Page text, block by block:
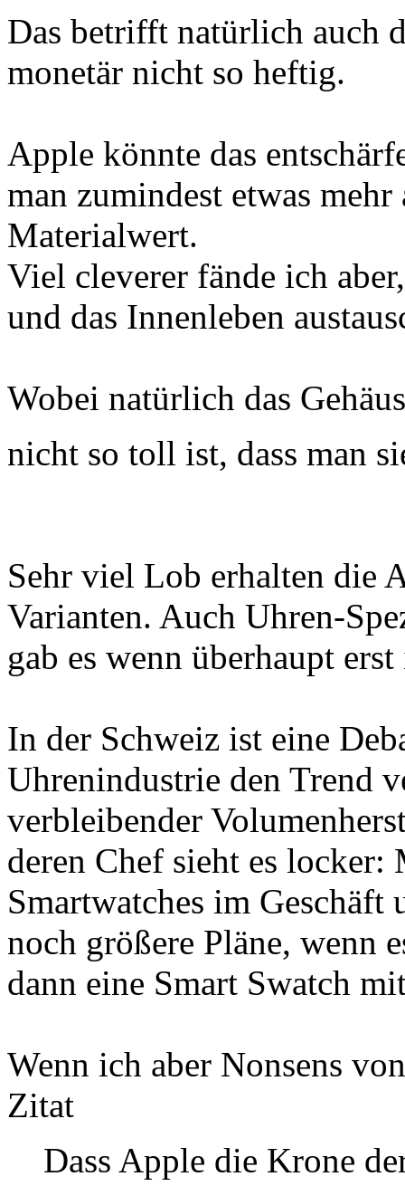
Das betrifft natürlich auch
monetär nicht so heftig.
Apple könnte das
man zumindest etwas
Materialwert.
Viel cleverer fände ich
und das Innenleben
Wobei natürlich das
nicht so toll ist, dass man
Sehr viel Lob erhalten die
Varianten. Auch Uhren-
gab es wenn überhaupt
In der Schweiz ist eine
Uhrenindustrie den Trend
verbleibender
deren Chef sieht es
Smartwatches im Geschäft
noch größere Pläne, wenn
dann eine Smart Swatch
Wenn ich aber Nonsens
Zitat
Dass Apple die Krone